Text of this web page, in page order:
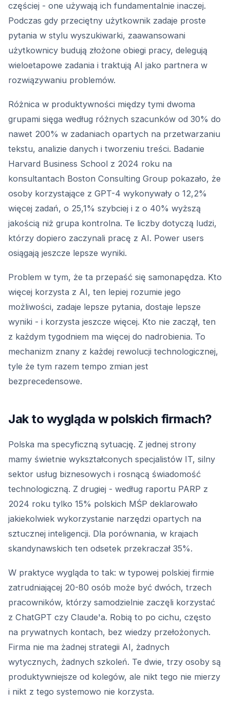
częściej - one używają ich fundamentalnie inaczej.
Podczas gdy przeciętny użytkownik zadaje proste
pytania w stylu wyszukiwarki, zaawansowani
użytkownicy budują złożone obiegi pracy, delegują
wieloetapowe zadania i traktują AI jako partnera w
rozwiązywaniu problemów.
Różnica w produktywności między tymi dwoma
grupami sięga według różnych szacunków od 30% do
nawet 200% w zadaniach opartych na przetwarzaniu
tekstu, analizie danych i tworzeniu treści. Badanie
Harvard Business School z 2024 roku na
konsultantach Boston Consulting Group pokazało, że
osoby korzystające z GPT-4 wykonywały o 12,2%
więcej zadań, o 25,1% szybciej i z o 40% wyższą
jakością niż grupa kontrolna. Te liczby dotyczą ludzi,
którzy dopiero zaczynali pracę z AI. Power users
osiągają jeszcze lepsze wyniki.
Problem w tym, że ta przepaść się samonapędza. Kto
więcej korzysta z AI, ten lepiej rozumie jego
możliwości, zadaje lepsze pytania, dostaje lepsze
wyniki - i korzysta jeszcze więcej. Kto nie zaczął, ten
z każdym tygodniem ma więcej do nadrobienia. To
mechanizm znany z każdej rewolucji technologicznej,
tyle że tym razem tempo zmian jest
bezprecedensowe.
Jak to wygląda w polskich firmach?
Polska ma specyficzną sytuację. Z jednej strony
mamy świetnie wykształconych specjalistów IT, silny
sektor usług biznesowych i rosnącą świadomość
technologiczną. Z drugiej - według raportu PARP z
2024 roku tylko 15% polskich MŚP deklarowało
jakiekolwiek wykorzystanie narzędzi opartych na
sztucznej inteligencji. Dla porównania, w krajach
skandynawskich ten odsetek przekraczał 35%.
W praktyce wygląda to tak: w typowej polskiej firmie
zatrudniającej 20-80 osób może być dwóch, trzech
pracowników, którzy samodzielnie zaczęli korzystać
z ChatGPT czy Claude'a. Robią to po cichu, często
na prywatnych kontach, bez wiedzy przełożonych.
Firma nie ma żadnej strategii AI, żadnych
wytycznych, żadnych szkoleń. Te dwie, trzy osoby są
produktywniejsze od kolegów, ale nikt tego nie mierzy
i nikt z tego systemowo nie korzysta.